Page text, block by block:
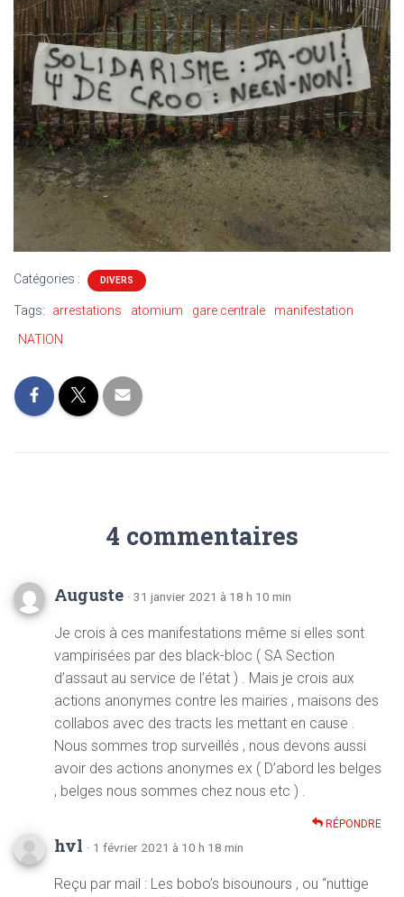
Catégories : DIVERS
Tags: arrestations atomium gare centrale
manifestation
NATION
4 commentaires
Auguste · 31 janvier 2021 à 18 h 10 min
Je crois à ces manifestations même si elles sont
vampirisées par des black-bloc ( SA Section
d’assaut au service de l’état ) . Mais je crois aux
actions anonymes contre les mairies , maisons des
collabos avec des tracts les mettant en cause .
Nous sommes trop surveillés , nous devons aussi
avoir des actions anonymes ex ( D’abord les belges
, belges nous sommes chez nous etc ) .
RÉPONDRE
hvl · 1 février 2021 à 10 h 18 min
Reçu par mail : Les bobo’s bisounours , ou “nuttige